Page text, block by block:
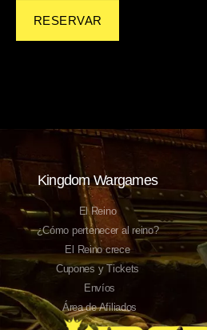
RESERVAR
Kingdom Wargames
El Reino
¿Cómo pertenecer al reino?
El Reino crece
Cupones y Tickets
Envíos
Área de Afiliados